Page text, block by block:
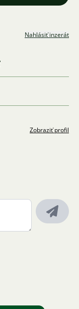
Nahlásiť inzerát
Zobraziť profil